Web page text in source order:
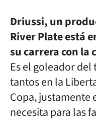
Driussi, un
River Plate está
su carrera con la
Es el goleador
tantos en la
Copa, justamente
necesita para las